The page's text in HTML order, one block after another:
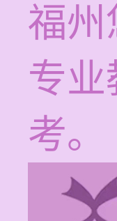
福州
专
考。